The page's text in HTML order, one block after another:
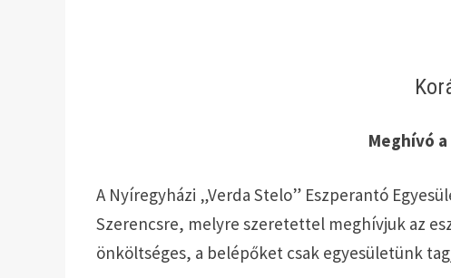
Meghívó
A Nyíregyházi „Verda Stelo” Eszperantó
Szerencsre, melyre szeretettel meghívjuk az
önköltséges, a belépőket csak egyesületünk